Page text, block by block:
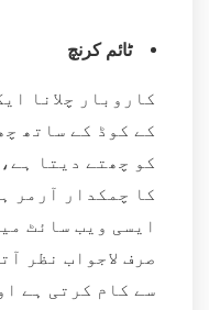
ٹائم کرنچ
کاروبار چلانا
کے کوڈ کے ساتھ
کو چھتے دیتا
کا چمکدار آرمر
ایسی ویب سائٹ
صرف لاجواب نظر
سے کام کرتی ہے